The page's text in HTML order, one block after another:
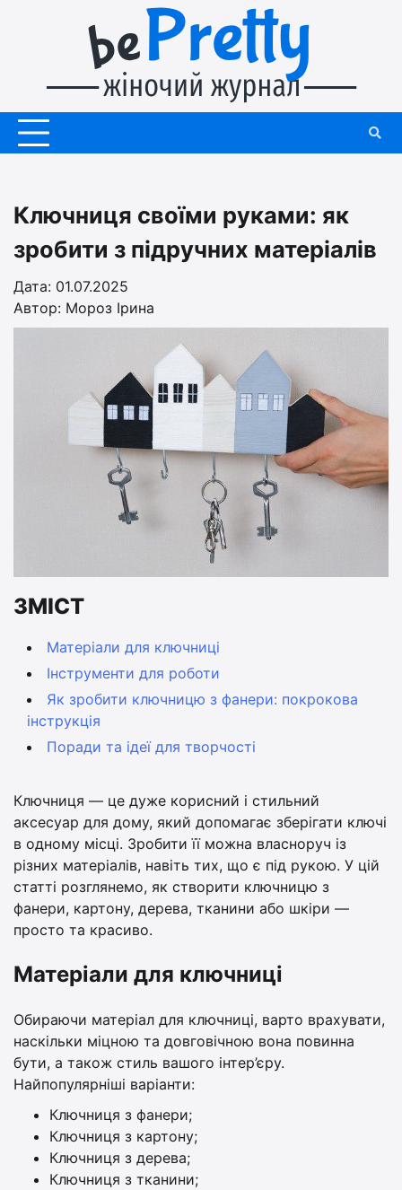
Ключниця своїми руками: як
зробити з підручних матеріалів
Дата: 01.07.2025
Автор: Мороз Ірина
ЗМІСТ
Матеріали для ключниці
Інструменти для роботи
Як зробити ключницю з фанери: покрокова
інструкція
Поради та ідеї для творчості
Ключниця — це дуже корисний і стильний
аксесуар для дому, який допомагає зберігати ключі
в одному місці. Зробити її можна власноруч із
різних матеріалів, навіть тих, що є під рукою. У цій
статті розглянемо, як створити ключницю з
фанери, картону, дерева, тканини або шкіри —
просто та красиво.
Матеріали для ключниці
Обираючи матеріал для ключниці, варто врахувати,
наскільки міцною та довговічною вона повинна
бути, а також стиль вашого інтер’єру.
Найпопулярніші варіанти:
Ключниця з фанери;
Ключниця з картону;
Ключниця з дерева;
Ключниця з тканини;